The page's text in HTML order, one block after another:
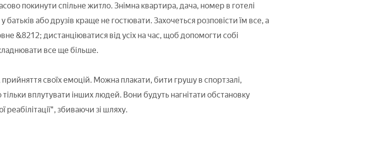
покинути спільне житло. Знімна квартира, дача, номер в готелі
батьків або друзів краще не гостювати. Захочеться розповісти їм все, а
&8212; дистанціюватися від усіх на час, щоб допомогти собі
все ще більше.
своїх емоцій. Можна плакати, бити грушу в спортзалі,
вплутувати інших людей. Вони будуть нагнітати обстановку
збиваючи зі шляху.